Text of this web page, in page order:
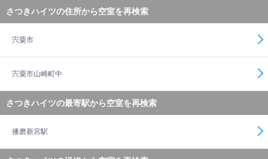
さつきハイツの住所から空室を再検索
宍粟市
宍粟市山崎町中
さつきハイツの最寄駅から空室を再検索
播磨新宮駅